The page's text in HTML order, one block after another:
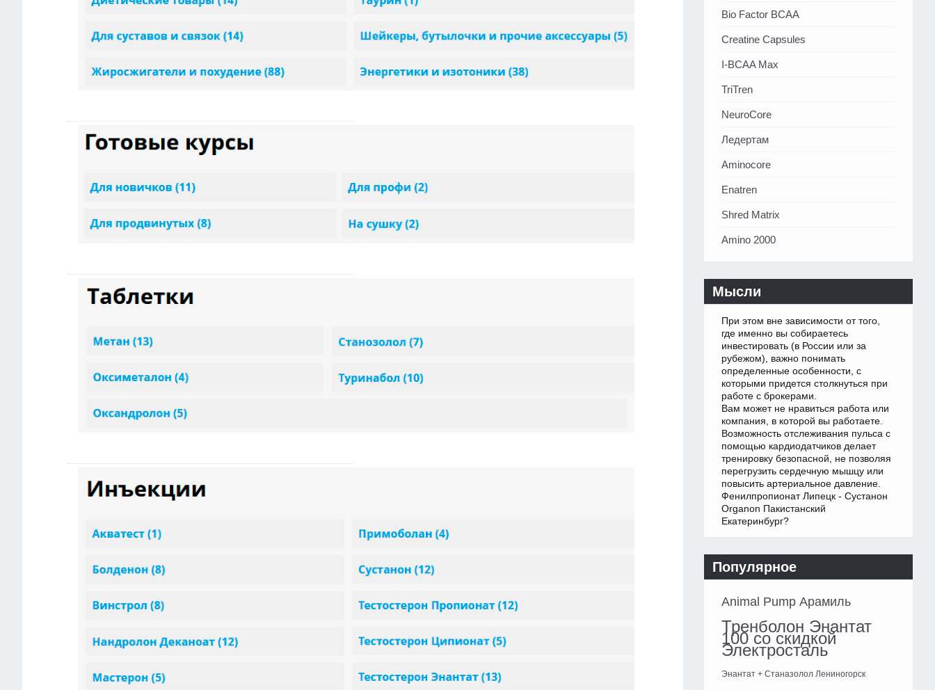
Bio Factor BCAA
Creatine Capsules
I-BCAA Max
TriTren
NeuroCore
Ледертам
Aminocore
Enatren
Shred Matrix
Amino 2000
Мысли
При этом вне зависимости от того,
где именно вы собираетесь
инвестировать (в России или за
рубежом), важно понимать
определенные особенности, с
которыми придется столкнуться при
работе с брокерами.
Вам может не нравиться работа или
компания, в которой вы работаете.
Возможность отслеживания пульса с
помощью кардиодатчиков делает
тренировку безопасной, не позволяя
перегрузить сердечную мышцу или
повысить артериальное давление.
Фенилпропионат Липецк - Сустанон
Organon Пакистанский
Екатеринбург?
Популярное
Animal Pump Арамиль
Тренболон Энантат
100 со скидкой
Электросталь
Энантат + Станазолол Лениногорск